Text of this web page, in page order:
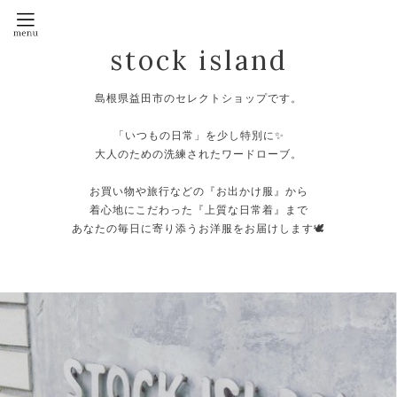
stock island
島根県益田市のセレクトショップです。
「いつもの日常」を少し特別に✨
大人のための洗練されたワードローブ。
お買い物や旅行などの『お出かけ服』から
着心地にこだわった『上質な日常着』まで
あなたの毎日に寄り添うお洋服をお届けします🕊️